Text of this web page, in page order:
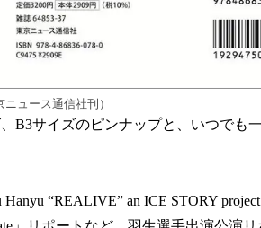
ュース通信社刊）
B3サイズのピンナップと、いつでも
“REALIVE” an ICE STORY